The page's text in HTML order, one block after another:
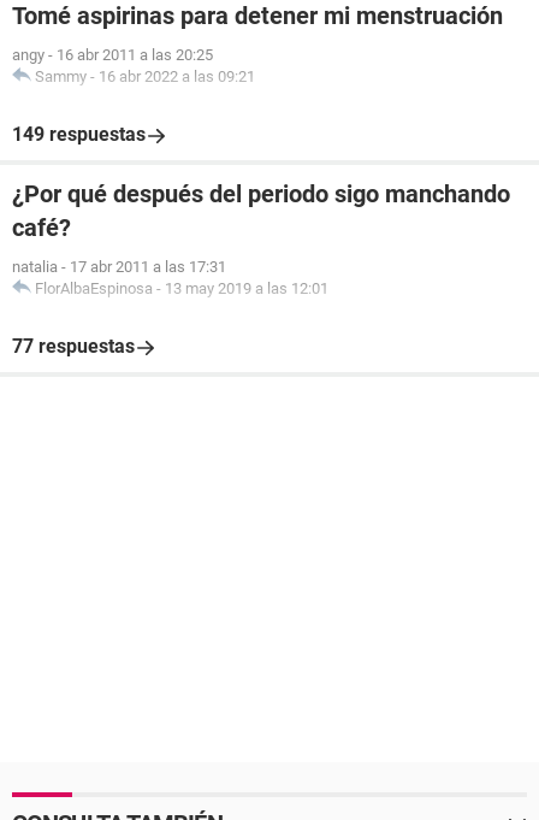
Tomé aspirinas para detener mi menstruación
angy - 16 abr 2011 a las 20:25
Sammy - 16 abr 2022 a las 09:21
149 respuestas
¿Por qué después del periodo sigo manchando
café?
natalia - 17 abr 2011 a las 17:31
FlorAlbaEspinosa - 13 may 2019 a las 12:01
77 respuestas